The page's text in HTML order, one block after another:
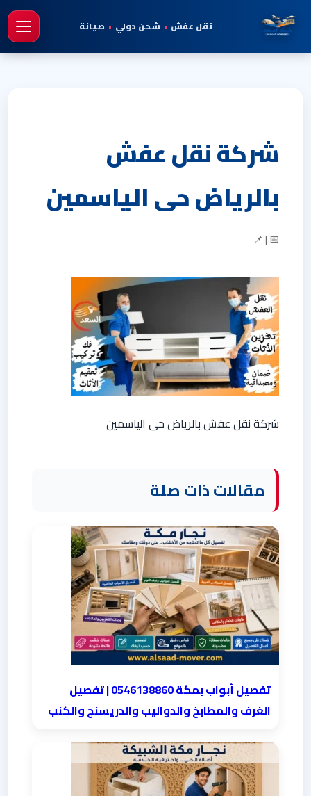
نقل عفش • شحن دولي • صيانة
شركة نقل عفش
بالرياض حى الياسمين
📅 | 📌
شركة نقل عفش بالرياض حى الياسمين
مقالات ذات صلة
تفصيل أبواب بمكة 0546138860 | تفصيل
الغرف والمطابخ والدواليب والدريسنج والكنب